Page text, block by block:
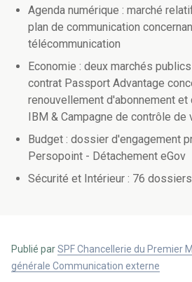
Agenda numérique : marché
plan de communication
télécommunication
Economie : deux marchés
contrat Passport Advantage
renouvellement d'abonnement et
IBM & Campagne de contrôle
Budget : dossier d'engagement
Persopoint - Détachement eGov
Sécurité et Intérieur : 76
Publié parSPF Chancellerie du Premier
générale Communication externe